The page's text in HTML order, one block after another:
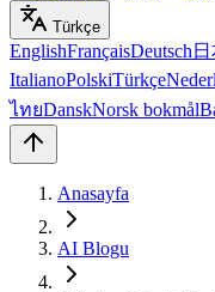
Türkçe
EnglishFrançaisDeutsch
ItalianoPolskiTürkçe
ไทยDanskNorsk bokmål
Anasayfa
AI Blogu